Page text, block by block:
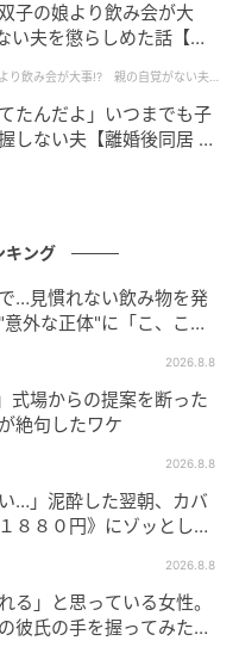
に参加してくれるく
、ドラム式洗濯機へ
かもしれません
ちゃいましたヨ
再編集して構成して
絵描きをする主婦。2009年生
ばかほっこり育児絵日記＆
います。我が子は何歳にな
作品をもっとみる
子の娘より飲み会が大
夫を懲らしめた話【第1
り飲み会が大事!? 親の自覚がない夫を
たんだよ」いつまでも子
しない夫【離婚後同居 Vo
キング
…見慣れない飲み物を発
外な正体"に「こ、これ
2026.8.8
式場からの提案を断った
絶句したワケ
2026.8.8
…」泥酔した翌朝、カバ
８８０円》にゾッとした
2026.8.8
る」と思っている女性。
彼氏の手を握ってみた」